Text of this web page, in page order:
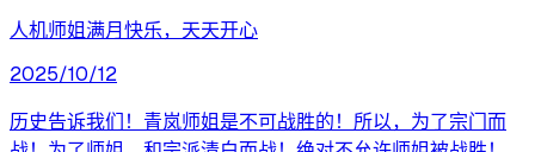
人机师姐满月快乐，天天开心
2025/10/12
历史告诉我们！青岚师姐是不可战胜的！所以，为了宗门而